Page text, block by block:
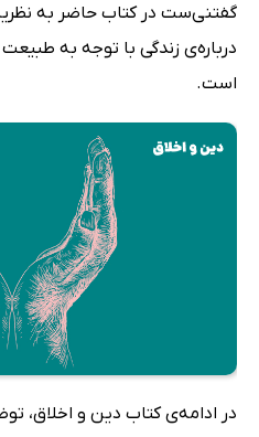
گفتنی‌ست در کتاب حاضر به
درباره‌ی زندگی با توجه به
است.
در ادامه‌ی کتاب دین و اخلاق،